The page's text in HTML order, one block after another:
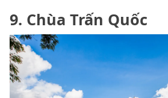
9. Chùa Trấn Quốc